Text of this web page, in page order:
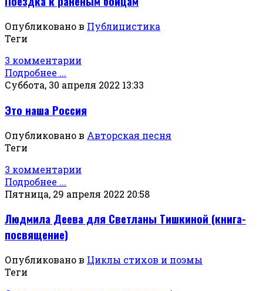
Опубликовано в Публицистика
Теги
3 комментарии
Подробнее ...
Суббота, 30 апреля 2022 13:33
Это наша Россия
Опубликовано в Авторская песня
Теги
3 комментарии
Подробнее ...
Пятница, 29 апреля 2022 20:58
Людмила Деева для Светланы Тишкиной (книга-
посвящение)
Опубликовано в Циклы стихов и поэмы
Теги